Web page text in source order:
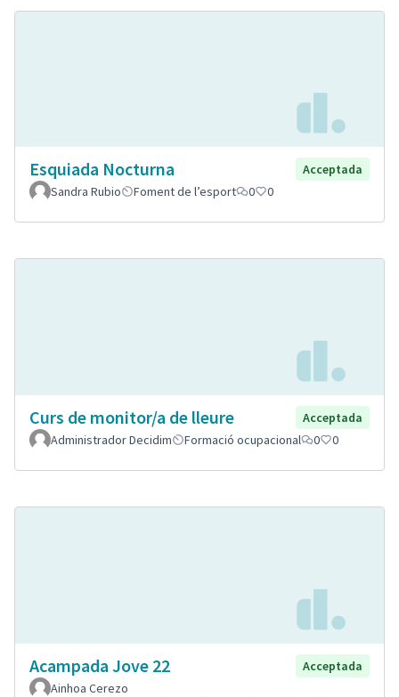
Esquiada Nocturna
Acceptada
Sandra Rubio
Foment de l’esport 0 0
Curs de monitor/a de lleure
Acceptada
Administrador Decidim
Formació ocupacional 0 0
Acampada Jove 22
Acceptada
Ainhoa Cerezo